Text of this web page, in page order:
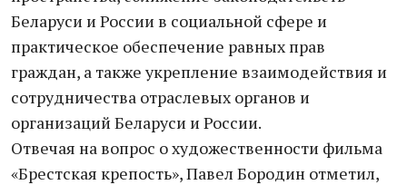
Беларуси и России в социальной сфере и
практическое обеспечение равных прав
граждан, а также укрепление взаимодействия и
сотрудничества отраслевых органов и
организаций Беларуси и России.
Отвечая на вопрос о художественности фильма
«Брестская крепость», Павел Бородин отметил,